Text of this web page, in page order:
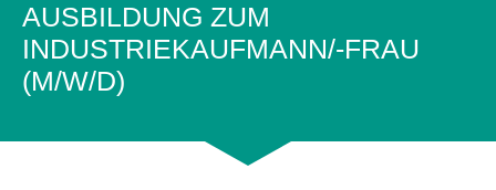
AUSBILDUNG ZUM
INDUSTRIEKAUFMANN/-FRAU
(M/W/D)